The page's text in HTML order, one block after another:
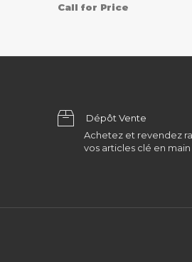
Call for Price
Dépôt Vente
Achetez et revendez
vos articles clé en main